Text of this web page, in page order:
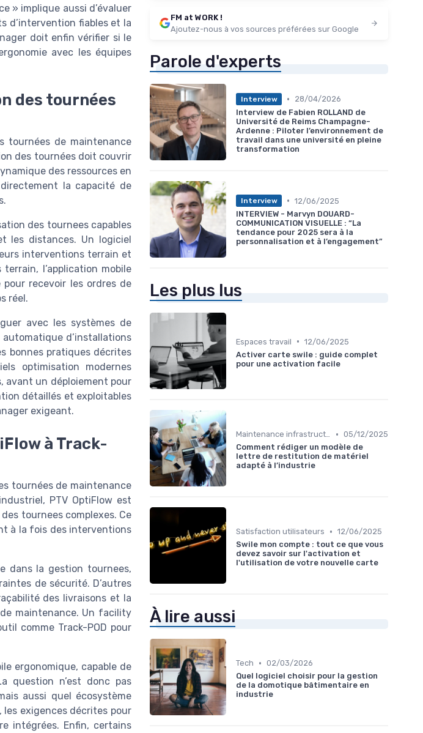
» implique aussi d’évaluer
d’intervention fiables et la
doit enfin vérifier si le
avec les équipes
des tournées
tournées de maintenance
des tournées doit couvrir
des ressources en
la capacité de
des tournees capables
les distances. Un logiciel
interventions terrain et
l’application mobile
recevoir les ordres de
réel.
avec les systèmes de
d’installations
bonnes pratiques décrites
optimisation modernes
avant un déploiement pour
détaillés et exploitables
exigeant.
à Track-
tournées de maintenance
PTV OptiFlow est
tournees complexes. Ce
à la fois des interventions
dans la gestion tournees,
de sécurité. D’autres
des livraisons et la
maintenance. Un facility
comme Track-POD pour
ergonomique, capable de
question n’est donc pas
aussi quel écosystème
exigences décrites pour
intégrées. Enfin, certains
FM at WORK !
Ajoutez-nous à vos sources préférées sur Google
Parole d'experts
Interview •
28/04/2026
Interview de Fabien ROLLAND de
Université de Reims Champagne-
Ardenne : Piloter l’environnement de
travail dans une université en pleine
transformation
Interview • 12/06/2025
INTERVIEW - Marvyn DOUARD-
COMMUNICATION VISUELLE : “La
tendance pour 2025 sera à la
personnalisation et à l’engagement”
Les plus lus
Espaces travail • 12/06/2025
Activer carte swile : guide complet
pour une activation facile
Maintenance infrastructures • 05/12/2025
Comment rédiger un modèle de
lettre de restitution de matériel
adapté à l’industrie
Satisfaction utilisateurs • 12/06/2025
Swile mon compte : tout ce que vous
devez savoir sur l'activation et
l'utilisation de votre nouvelle carte
À lire aussi
Tech • 02/03/2026
Quel logiciel choisir pour la gestion
de la domotique bâtimentaire en
industrie